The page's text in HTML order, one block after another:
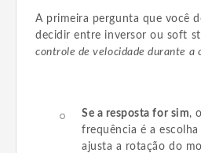
A primeira pergunta que você
decidir entre inversor ou soft
controle de velocidade durante a
Se a resposta for sim,
frequência é a
ajusta a rotação do